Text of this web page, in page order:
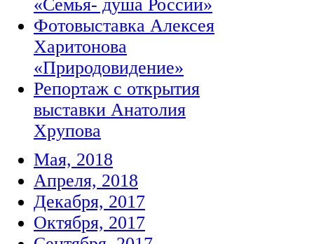
«Семья- душа России»
Фотовыставка Алексея
Харитонова
«Природовидение»
Репортаж с открытия
выставки Анатолия
Хрупова
Мая, 2018
Апреля, 2018
Декабря, 2017
Октября, 2017